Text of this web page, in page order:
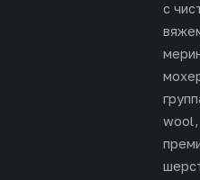
с
wool,